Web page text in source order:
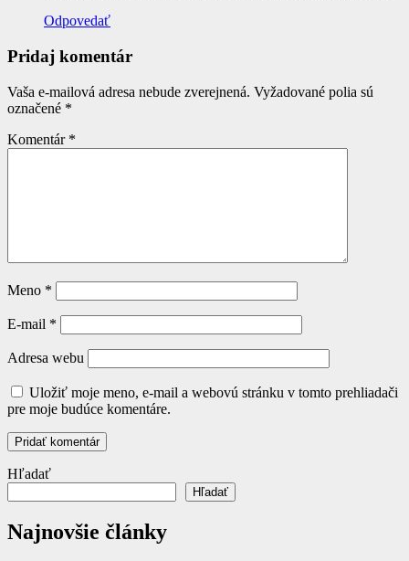
Odpovedať
Pridaj komentár
Vaša e-mailová adresa nebude zverejnená. Vyžadované polia sú
označené *
Komentár *
Meno *
E-mail *
Adresa webu
Uložiť moje meno, e-mail a webovú stránku v tomto prehliadači
pre moje budúce komentáre.
Hľadať
Hľadať
Najnovšie články